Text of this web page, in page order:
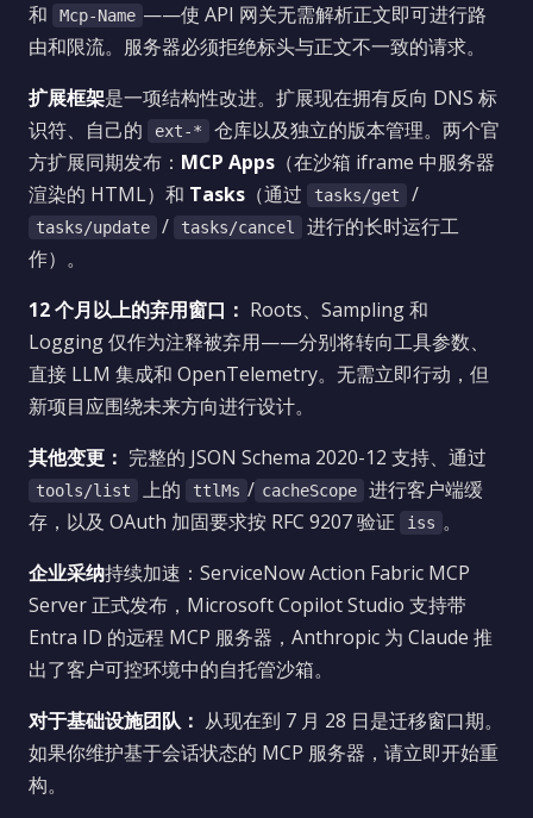
和 Mcp-Name ——使 API 网关无需解析正文即可进行路
由和限流。服务器必须拒绝标头与正文不一致的请求。
扩展框架是一项结构性改进。扩展现在拥有反向 DNS 标
识符、自己的
ext-*
仓库以及独立的版本管理。两个官
方扩展同期发布： MCP Apps （在沙箱 iframe 中服务器
渲染的 HTML）和 Tasks （通过 tasks/get /
tasks/update / tasks/cancel
进行的长时运行工
作）。
12 个月以上的弃用窗口： Roots、Sampling 和
Logging 仅作为注释被弃用——分别将转向工具参数、
直接 LLM 集成和 OpenTelemetry。无需立即行动，但
新项目应围绕未来方向进行设计。
其他变更： 完整的 JSON Schema 2020-12 支持、通过
tools/list 上的 ttlMs / cacheScope
进行客户端缓
存，以及 OAuth 加固要求按 RFC 9207 验证
iss 。
企业采纳持续加速：ServiceNow Action Fabric MCP
Server 正式发布，Microsoft Copilot Studio 支持带
Entra ID 的远程 MCP 服务器，Anthropic 为 Claude 推
出了客户可控环境中的自托管沙箱。
对于基础设施团队： 从现在到 7 月 28 日是迁移窗口期。
如果你维护基于会话状态的 MCP 服务器，请立即开始重
构。